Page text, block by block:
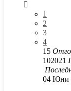
1
2
3
4
15
102021
04 Юни